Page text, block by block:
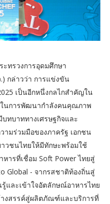
ทรวงการอุดมศึกษา
กล่าวว่า การแข่งขัน
เป็นอีกหนึ่งกลไกสำคัญใน
ในการพัฒนากำลังคนคุณภาพ
ทบาททางเศรษฐกิจและ
มร่วมมือของภาครัฐ เอกชน
าวชนไทยให้มีทักษะพร้อมใช้
ารที่เชื่อม Soft Power ไทยสู่
Global - จากรสชาติท้องถิ่นสู่
รู้และเข้าใจอัตลักษณ์อาหารไทย
งสรรค์สู่ผลิตภัณฑ์และบริการที่